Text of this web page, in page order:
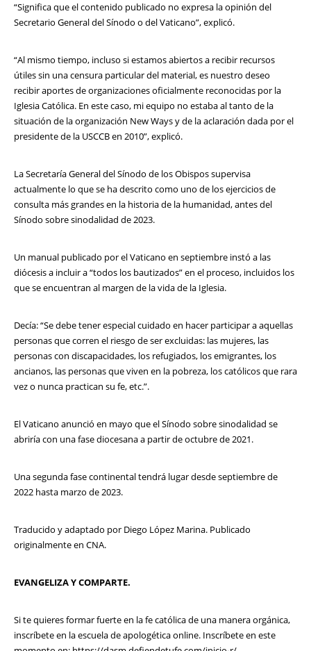
“Significa que el contenido publicado no expresa la opinión del
Secretario General del Sínodo o del Vaticano”, explicó.
“Al mismo tiempo, incluso si estamos abiertos a recibir recursos
útiles sin una censura particular del material, es nuestro deseo
recibir aportes de organizaciones oficialmente reconocidas por la
Iglesia Católica. En este caso, mi equipo no estaba al tanto de la
situación de la organización New Ways y de la aclaración dada por el
presidente de la USCCB en 2010”, explicó.
La Secretaría General del Sínodo de los Obispos supervisa
actualmente lo que se ha descrito como uno de los ejercicios de
consulta más grandes en la historia de la humanidad, antes del
Sínodo sobre sinodalidad de 2023.
Un manual publicado por el Vaticano en septiembre instó a las
diócesis a incluir a “todos los bautizados” en el proceso, incluidos los
que se encuentran al margen de la vida de la Iglesia.
Decía: “Se debe tener especial cuidado en hacer participar a aquellas
personas que corren el riesgo de ser excluidas: las mujeres, las
personas con discapacidades, los refugiados, los emigrantes, los
ancianos, las personas que viven en la pobreza, los católicos que rara
vez o nunca practican su fe, etc.”.
El Vaticano anunció en mayo que el Sínodo sobre sinodalidad se
abriría con una fase diocesana a partir de octubre de 2021.
Una segunda fase continental tendrá lugar desde septiembre de
2022 hasta marzo de 2023.
Traducido y adaptado por Diego López Marina. Publicado
originalmente en CNA.
EVANGELIZA Y COMPARTE.
Si te quieres formar fuerte en la fe católica de una manera orgánica,
inscríbete en la escuela de apologética online. Inscríbete en este